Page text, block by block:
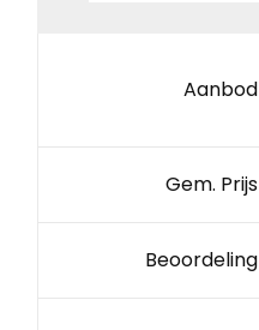
Aanbod
Gem. Prijs
Beoordeling